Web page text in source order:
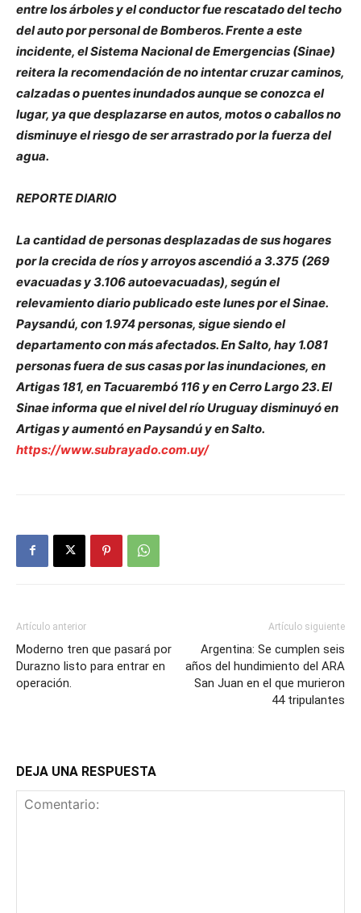
entre los árboles y el conductor fue rescatado del techo
del auto por personal de Bomberos. Frente a este
incidente, el Sistema Nacional de Emergencias (Sinae)
reitera la recomendación de no intentar cruzar caminos,
calzadas o puentes inundados aunque se conozca el
lugar, ya que desplazarse en autos, motos o caballos no
disminuye el riesgo de ser arrastrado por la fuerza del
agua.
REPORTE DIARIO
La cantidad de personas desplazadas de sus hogares
por la crecida de ríos y arroyos ascendió a 3.375 (269
evacuadas y 3.106 autoevacuadas), según el
relevamiento diario publicado este lunes por el Sinae.
Paysandú, con 1.974 personas, sigue siendo el
departamento con más afectados. En Salto, hay 1.081
personas fuera de sus casas por las inundaciones, en
Artigas 181, en Tacuarembó 116 y en Cerro Largo 23. El
Sinae informa que el nivel del río Uruguay disminuyó en
Artigas y aumentó en Paysandú y en Salto.
https://www.subrayado.com.uy/
Artículo anterior
Moderno tren que pasará por
Durazno listo para entrar en
operación.
Artículo siguiente
Argentina: Se cumplen seis
años del hundimiento del ARA
San Juan en el que murieron
44 tripulantes
DEJA UNA RESPUESTA